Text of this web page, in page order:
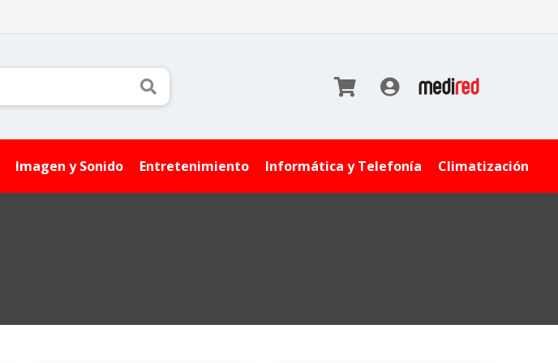
Imagen y Sonido Entretenimiento Informática y Telefonía Climatización